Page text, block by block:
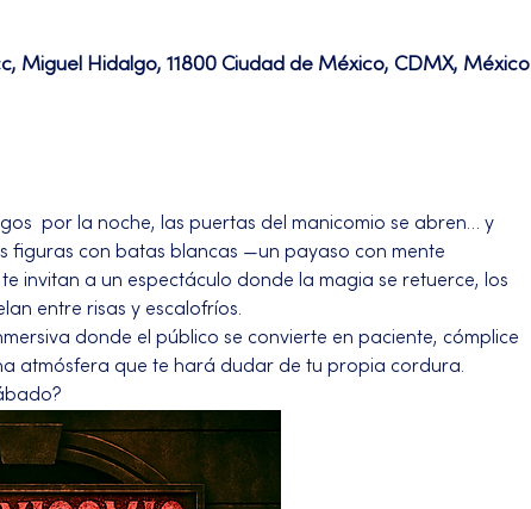
Miguel Hidalgo, 11800 Ciudad de México, CDMX, México
por la noche, las puertas del manicomio se abren… y
figuras con batas blancas —un payaso con mente
invitan a un espectáculo donde la magia se retuerce, los
entre risas y escalofríos.
donde el público se convierte en paciente, cómplice
atmósfera que te hará dudar de tu propia cordura.